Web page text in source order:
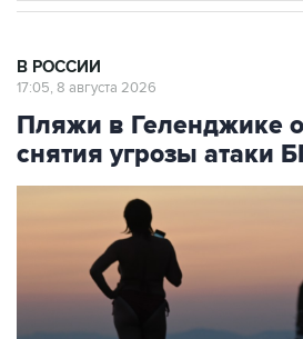
В РОССИИ
17:05, 8 августа 2026
Пляжи в Геленджике
снятия угрозы атаки